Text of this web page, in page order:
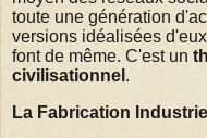
toute une génération
versions idéalisées
font de même. C'est un
civilisationnel .
La Fabrication